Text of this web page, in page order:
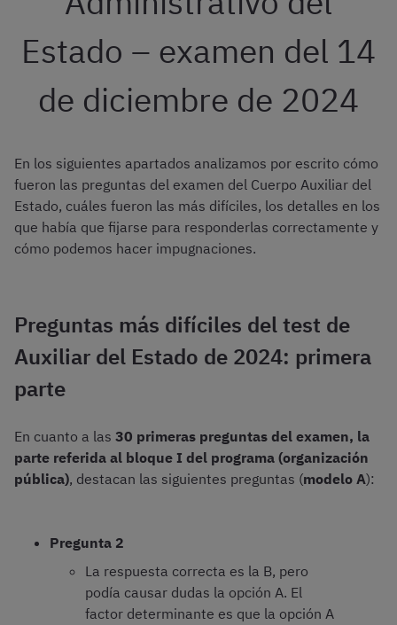
Estado – examen del 14
de diciembre de 2024
En los siguientes apartados analizamos por escrito cómo
fueron las preguntas del examen del Cuerpo Auxiliar del
Estado, cuáles fueron las más difíciles, los detalles en los
que había que fijarse para responderlas correctamente y
cómo podemos hacer impugnaciones.
Preguntas más difíciles del test de
Auxiliar del Estado de 2024: primera
parte
En cuanto a las 30 primeras preguntas del examen, la
parte referida al bloque I del programa (organización
pública), destacan las siguientes preguntas (modelo A):
Pregunta 2
La respuesta correcta es la B, pero
podía causar dudas la opción A. El
factor determinante es que la opción A